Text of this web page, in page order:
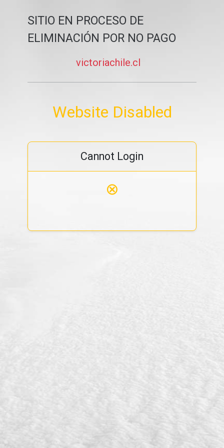
SITIO EN PROCESO DE
ELIMINACIÓN POR NO PAGO
victoriachile.cl
Website Disabled
Cannot Login
⊗